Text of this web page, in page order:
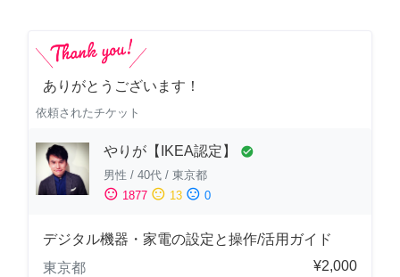
ありがとうございます！
依頼されたチケット
やりが【IKEA認定】 check_circle
男性 / 40代 / 東京都
sentiment_satisfied 1877 sentiment_neutral 13 sentiment_dissatisfied 0
デジタル機器・家電の設定と操作/活用ガイド
東京都
¥2,000